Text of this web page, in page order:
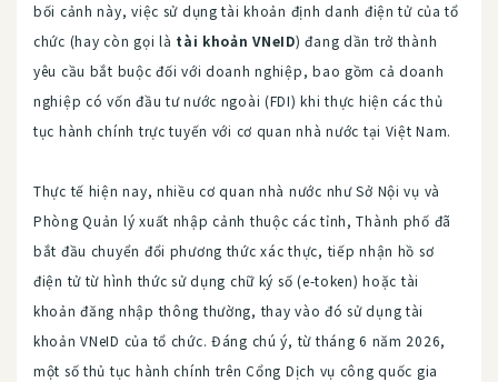
bối cảnh này, việc sử dụng tài khoản định danh điện tử của tổ
chức (hay còn gọi là tài khoản VNeID) đang dần trở thành
yêu cầu bắt buộc đối với doanh nghiệp, bao gồm cả doanh
nghiệp có vốn đầu tư nước ngoài (FDI) khi thực hiện các thủ
tục hành chính trực tuyến với cơ quan nhà nước tại Việt Nam.
Thực tế hiện nay, nhiều cơ quan nhà nước như Sở Nội vụ và
Phòng Quản lý xuất nhập cảnh thuộc các tỉnh, Thành phố đã
bắt đầu chuyển đổi phương thức xác thực, tiếp nhận hồ sơ
điện tử từ hình thức sử dụng chữ ký số (e-token) hoặc tài
khoản đăng nhập thông thường, thay vào đó sử dụng tài
khoản VNeID của tổ chức. Đáng chú ý, từ tháng 6 năm 2026,
một số thủ tục hành chính trên Cổng Dịch vụ công quốc gia